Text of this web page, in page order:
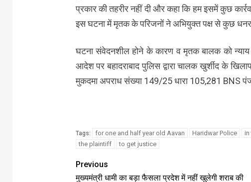
प्रकार की तहरीर नहीं दी और कहा कि हम इसमें कुछ
इस घटना में मृतक के परिजनों ने अभियुक्त पक्ष से कुछ
घटना संवेदनशील होने के कारण व मृतक बालक को न्याय
आदेश पर बहादराबाद पुलिस द्वारा चालक खुर्शीद के
मुकदमा अपराध संख्या 149/25 धारा 105,281 BNS
Tags: for one and half year old Aavan Haridwar Police in
the plaintiff
to get justice
Previous
मुख्यमंत्री धामी का बड़ा फैसला प्रदेश में नहीं खुलेगी शराब की